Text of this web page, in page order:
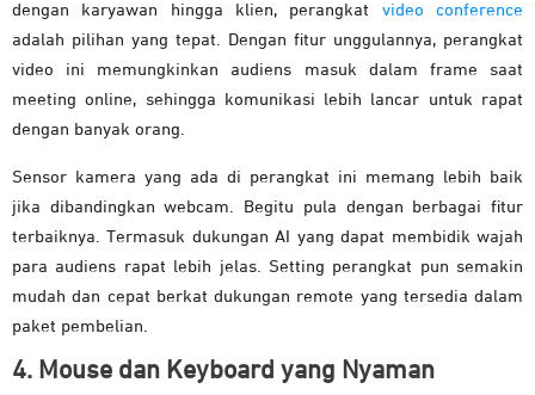
dengan karyawan hingga klien, perangkat video conference
adalah pilihan yang tepat. Dengan fitur unggulannya, perangkat
video ini memungkinkan audiens masuk dalam frame saat
meeting online, sehingga komunikasi lebih lancar untuk rapat
dengan banyak orang.
Sensor kamera yang ada di perangkat ini memang lebih baik
jika dibandingkan webcam. Begitu pula dengan berbagai fitur
terbaiknya. Termasuk dukungan AI yang dapat membidik wajah
para audiens rapat lebih jelas. Setting perangkat pun semakin
mudah dan cepat berkat dukungan remote yang tersedia dalam
paket pembelian.
4. Mouse dan Keyboard yang Nyaman